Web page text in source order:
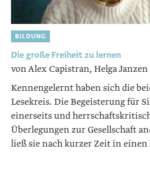
BILDUNG
Die große Freiheit zu lernen
von Alex Capistran, Helga Janzen
Kennengelernt haben sich die
Lesekreis. Die Begeisterung für
einerseits und
Überlegungen zur Gesellschaft
ließ sie nach kurzer Zeit in einen